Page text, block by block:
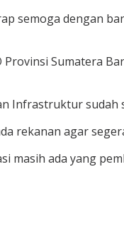
semoga dengan
Provinsi Sumatera
Infrastruktur sudah
rekanan agar
masih ada yang